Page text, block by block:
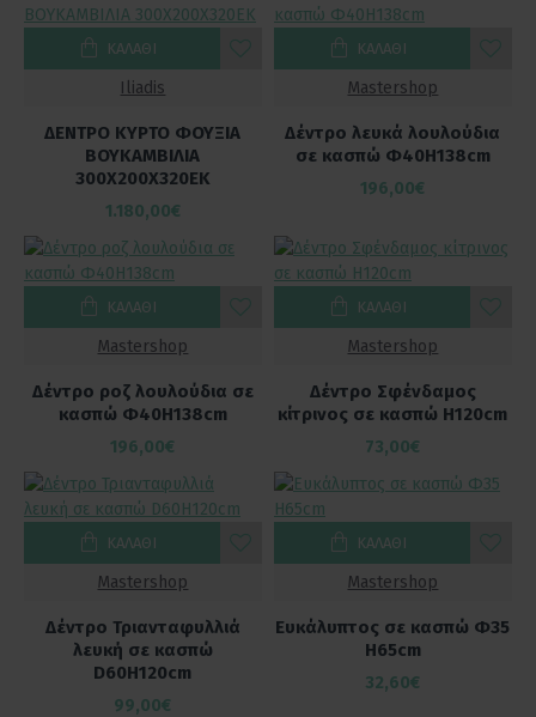
Iliadis
ΔΕΝΤΡΟ ΚΥΡΤΟ ΦΟΥΞΙΑ
ΒΟΥΚΑΜΒΙΛΙΑ
300Χ200Χ320ΕΚ
1.180,00€
ΚΑΛΆΘΙ
Mastershop
Δέντρο λευκά λουλούδια
σε κασπώ Φ40Η138cm
196,00€
ΚΑΛΆΘΙ
Mastershop
Δέντρο ροζ λουλούδια σε
κασπώ Φ40Η138cm
196,00€
ΚΑΛΆΘΙ
Mastershop
Δέντρο Σφένδαμος
κίτρινος σε κασπώ H120cm
73,00€
ΚΑΛΆΘΙ
Mastershop
Δέντρο Τριανταφυλλιά
λευκή σε κασπώ
D60H120cm
99,00€
ΚΑΛΆΘΙ
Mastershop
Ευκάλυπτος σε κασπώ Φ35
Η65cm
32,60€
ΚΑΛΆΘΙ